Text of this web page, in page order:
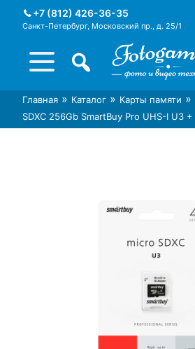
+7 (812) 426-36-35
Санкт-Петербург, Московский пр., д. 25/1
Интернет-
Foto-Gamma в
Магазин
gamma.ru
Главная » Каталог » Карты памяти »
SDXC 256Gb SmartBuy Pro UHS-I U3